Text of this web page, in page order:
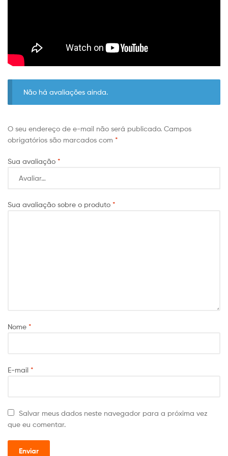
Não há avaliações ainda.
O seu endereço de e-mail não será publicado. Campos
obrigatórios são marcados com *
Sua avaliação *
Sua avaliação sobre o produto *
Nome *
E-mail *
Salvar meus dados neste navegador para a próxima vez
que eu comentar.